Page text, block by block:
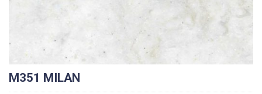
M351 MILAN